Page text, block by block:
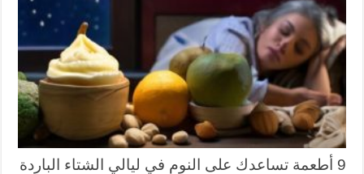
9 أطعمة تساعدك على النوم في ليالي الشتاء الباردة